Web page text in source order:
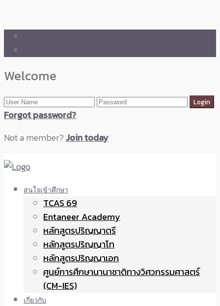
Welcome
Forgot password?
Not a member?Join today
สนใจเข้าศึกษา
TCAS 69
Entaneer Academy
หลักสูตรปริญญาตรี
หลักสูตรปริญญาโท
หลักสูตรปริญญาเอก
ศูนย์การศึกษานานาชาติทางวิศวกรรมศาสตร์
(CM-IES)
เกี่ยวกับ